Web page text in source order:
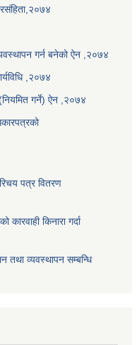
गर्न बनेको ऐन ,२०७४
,२०७४
(नियमित गर्ने) ऐन ,२०७४
पत्र वितरण
कारवाही किनारा गर्दा
तथा व्यवस्थापन सम्बन्धि